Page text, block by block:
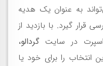
به عنوان یک هدیه
قرار گیرد. با بازدید از
در سایتگردالو،
انتخاب را برای خود یا